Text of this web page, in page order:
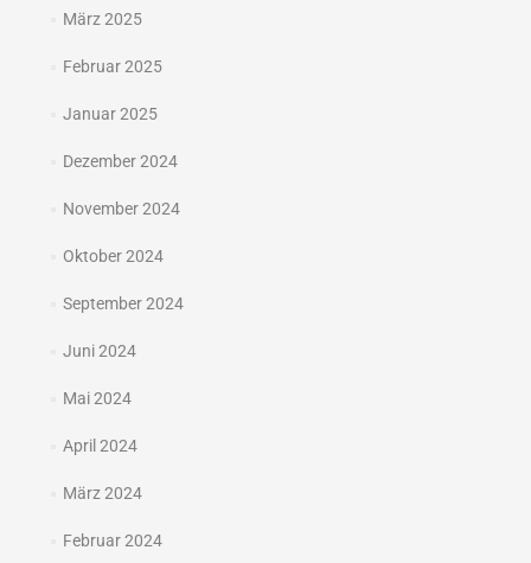
März 2025
Februar 2025
Januar 2025
Dezember 2024
November 2024
Oktober 2024
September 2024
Juni 2024
Mai 2024
April 2024
März 2024
Februar 2024